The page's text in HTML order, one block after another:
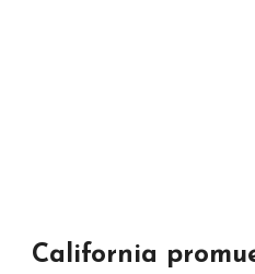
California